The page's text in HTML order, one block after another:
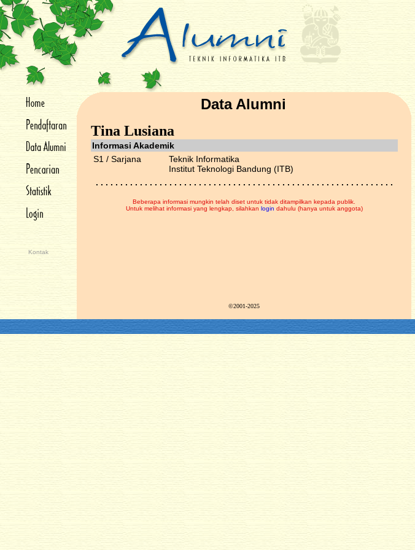
Kontak
Data Alumni
Tina Lusiana
Informasi Akademik
S1 / Sarjana
Teknik Informatika
Institut Teknologi Bandung (ITB)
. . . . . . . . . . . . . . . . . . . . . . . . . . . . . . . . . . . . . . . . . . . . . . . . . . . . . . . . . . . . .
Beberapa informasi mungkin telah diset untuk tidak ditampilkan kepada publik.
Untuk melihat informasi yang lengkap, silahkan login dahulu (hanya untuk anggota)
©2001-2025